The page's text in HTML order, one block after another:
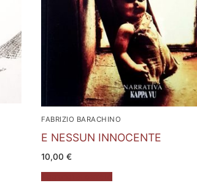
FABRIZIO BARACHINO
E NESSUN INNOCENTE
10,00 €